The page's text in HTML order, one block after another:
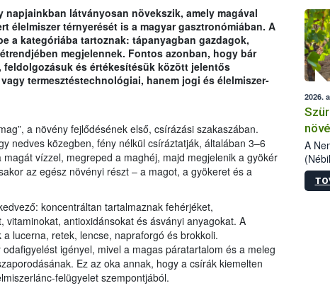
látványosan növekszik, amely magával
élelmiszer térnyerését is a magyar gasztronómiában. A
a kategóriába tartoznak: tápanyagban gazdagok,
megjelennek. Fontos azonban, hogy bár
feldolgozásuk és értékesítésük között jelentős
termesztéstechnológiai, hanem jogi és élelmiszer-
a növény fejlődésének első, csírázási szakaszában.
nedves közegben, fény nélkül csíráztatják, általában 3–6
vízzel, megreped a maghéj, majd megjelenik a gyökér
az egész növényi részt – a magot, a gyökeret és a
koncentráltan tartalmaznak fehérjéket,
antioxidánsokat és ásványi anyagokat. A
lucerna, retek, lencse, napraforgó és brokkoli.
igényel, mivel a magas páratartalom és a meleg
Ez az oka annak, hogy a csírák kiemelten
felügyelet szempontjából.
2026.
A